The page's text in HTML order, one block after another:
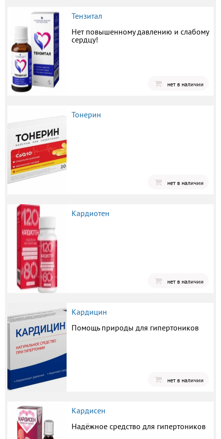
Тензитал
Нет повышенному давлению и слабому
сердцу!
нет в наличии
Тонерин
нет в наличии
Кардиотен
нет в наличии
Кардицин
Помощь природы для гипертоников
нет в наличии
Кардисен
Надёжное средство для гипертоников